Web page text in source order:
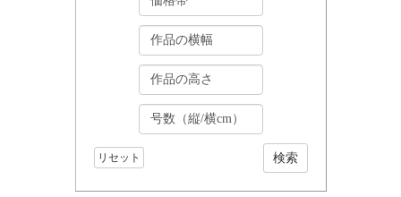
リセット